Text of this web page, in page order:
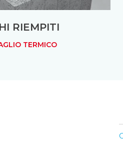
RIEMPITI
TERMICO